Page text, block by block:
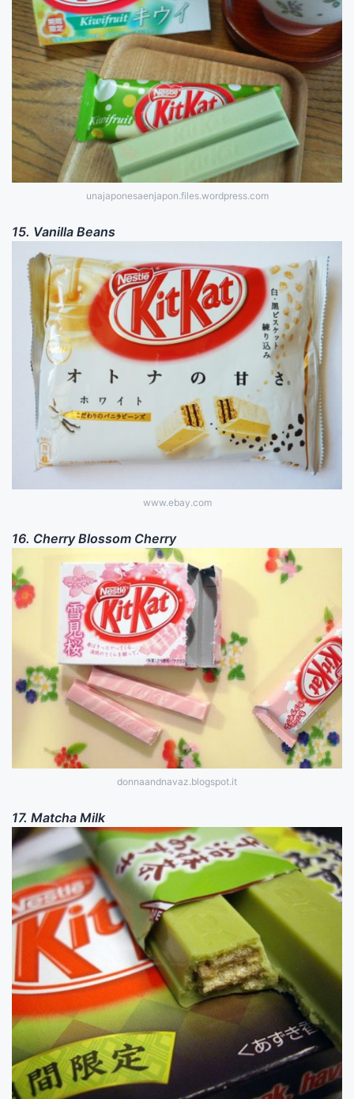
unajaponesaenjapon.files.wordpress.com
15. Vanilla Beans
www.ebay.com
16. Cherry Blossom Cherry
donnaandnavaz.blogspot.it
17. Matcha Milk